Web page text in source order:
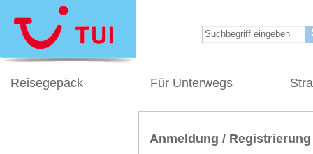
Reisegepäck Für Unterwegs
Anmeldung / Registrierung